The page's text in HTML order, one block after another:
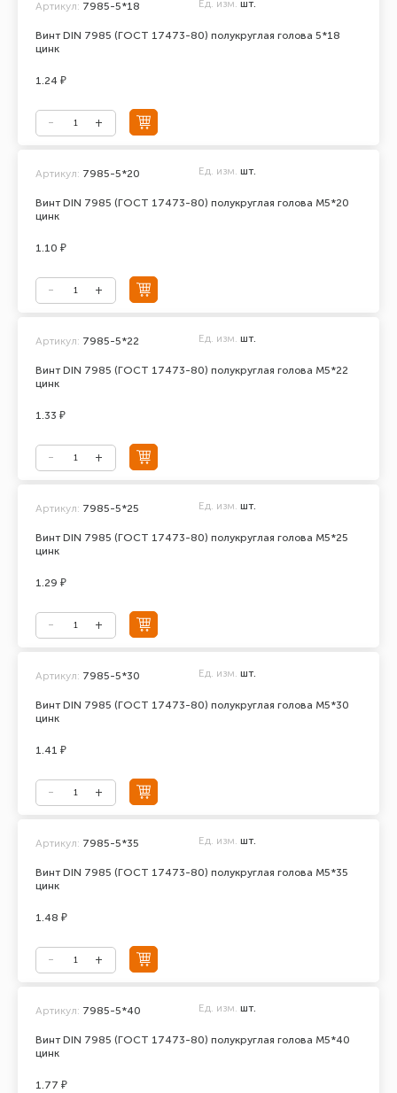
Винт DIN 7985 (ГОСТ 17473-80) полукруглая голова 5*18
цинк
Артикул: 7985-5*18 Ед. изм. шт.
1.24 ₽
Винт DIN 7985 (ГОСТ 17473-80) полукруглая голова М5*20
цинк
Артикул: 7985-5*20 Ед. изм. шт.
1.10 ₽
Винт DIN 7985 (ГОСТ 17473-80) полукруглая голова М5*22
цинк
Артикул: 7985-5*22 Ед. изм. шт.
1.33 ₽
Винт DIN 7985 (ГОСТ 17473-80) полукруглая голова М5*25
цинк
Артикул: 7985-5*25 Ед. изм. шт.
1.29 ₽
Винт DIN 7985 (ГОСТ 17473-80) полукруглая голова М5*30
цинк
Артикул: 7985-5*30 Ед. изм. шт.
1.41 ₽
Винт DIN 7985 (ГОСТ 17473-80) полукруглая голова М5*35
цинк
Артикул: 7985-5*35 Ед. изм. шт.
1.48 ₽
Винт DIN 7985 (ГОСТ 17473-80) полукруглая голова М5*40
цинк
Артикул: 7985-5*40 Ед. изм. шт.
1.77 ₽